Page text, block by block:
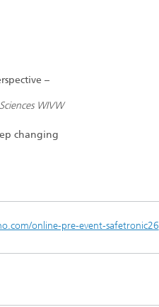
–
WIVW
changing
online-pre-event-safetronic26